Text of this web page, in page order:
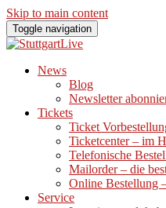
Skip to main content
Toggle navigation
News
Blog
Newsletter
Tickets
Ticket
Ticketcenter – im
Telefonische
Mailorder – die
Online Bestellung
Service